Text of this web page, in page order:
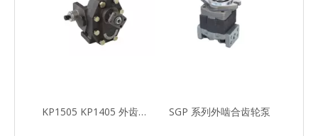
KP1505 KP1405 外齿轮泵 SGP 系列外啮合齿轮泵